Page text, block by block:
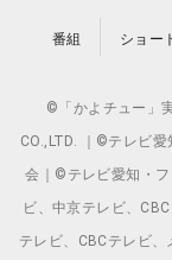
番組 ショー
©「かよチュー」
CO.,LTD. ｜©テレビ
会｜©テレビ愛知・
ビ、中京テレビ、
テレビ、CBCテレビ